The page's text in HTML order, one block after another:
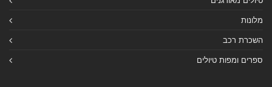
מלונות
השכרת רכב
ספרים ומפות טיולים